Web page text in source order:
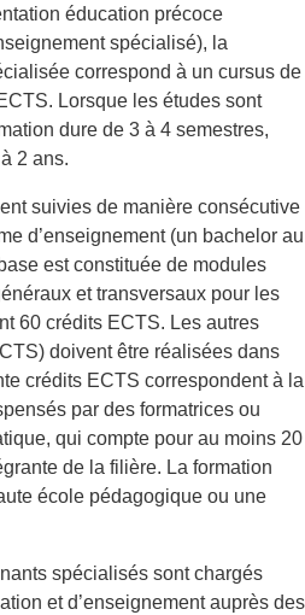
éducation précoce
spécialisé), la
correspond à un cursus de
Lorsque les études sont
dure de 3 à 4 semestres,
2 ans.
suivies de manière consécutive
d’enseignement (un bachelor au
est constituée de modules
et transversaux pour les
60 crédits ECTS. Les autres
doivent être réalisées dans
crédits ECTS correspondent à la
par des formatrices ou
qui compte pour au moins 20
de la filière. La formation
école pédagogique ou une
spécialisés sont chargés
et d’enseignement auprès des